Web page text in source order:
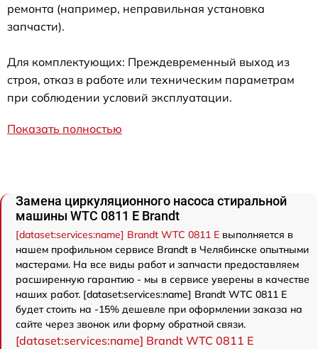
ремонта (например, неправильная установка
запчасти).
Для комплектующих: Преждевременный выход из
строя, отказ в работе или техническим параметрам
при соблюдении условий эксплуатации.
Показать полностью
Замена циркуляционного насоса стиральной
машины WTC 0811 E Brandt
[dataset:services:name] Brandt WTC 0811 E выполняется в
нашем профильном сервисе Brandt в Челябинске опытными
мастерами. На все виды работ и запчасти предоставляем
расширенную гарантию - мы в сервисе уверены в качестве
наших работ. [dataset:services:name] Brandt WTC 0811 E
будет стоить на -15% дешевле при оформлении заказа на
сайте через звонок или форму обратной связи.
[dataset:services:name] Brandt WTC 0811 E